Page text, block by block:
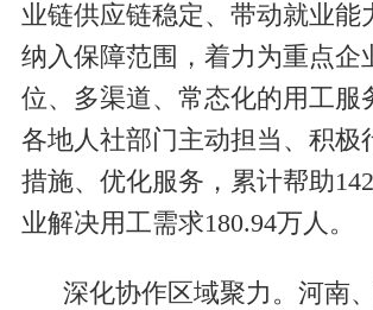
业链供应链稳定、带动就业能
纳入保障范围，着力为重点企
位、多渠道、常态化的用工服
各地人社部门主动担当、积极
措施、优化服务，累计帮助
业解决用工需求180.94万人。
深化协作区域聚力。河南